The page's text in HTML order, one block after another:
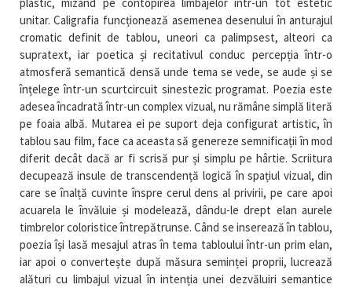
unitar. Caligrafia funcționează asemenea desenului în anturajul
cromatic definit de tablou, uneori ca palimpsest, alteori ca
supratext, iar poetica și recitativul conduc percepția într-o
atmosferă semantică densă unde tema se vede, se aude și se
înțelege într-un scurtcircuit sinestezic programat. Poezia este
adesea încadrată într-un complex vizual, nu rămâne simplă literă
pe foaia albă. Mutarea ei pe suport deja configurat artistic, în
tablou sau film, face ca aceasta să genereze semnificații în mod
diferit decât dacă ar fi scrisă pur și simplu pe hârtie. Scriitura
decupează insule de transcendență logică în spațiul vizual, din
care se înalță cuvinte înspre cerul dens al privirii, pe care apoi
acuarela le învăluie și modelează, dându-le drept elan aurele
timbrelor coloristice întrepătrunse. Când se inserează în tablou,
poezia își lasă mesajul atras în tema tabloului într-un prim elan,
iar apoi o convertește după măsura seminței proprii, lucrează
alături cu limbajul vizual în intenția unei dezvăluiri semantice